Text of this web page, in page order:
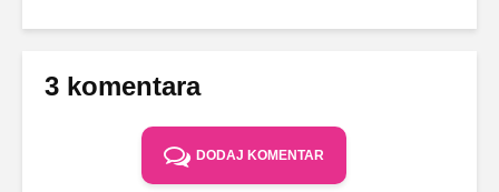
3 komentara
DODAJ KOMENTAR